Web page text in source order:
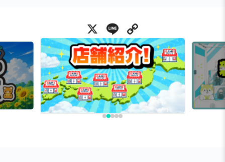
X Line